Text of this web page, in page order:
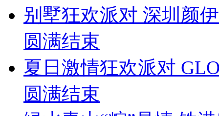
别墅狂欢派对 深圳颜
圆满结束
夏日激情狂欢派对
圆满结束